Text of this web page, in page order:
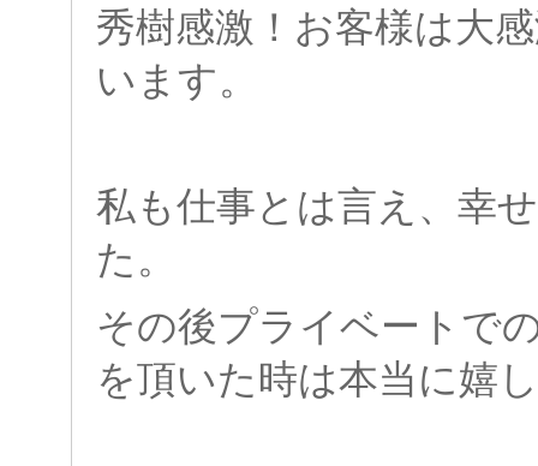
秀樹感激！お客様は大
います。
私も仕事とは言え、幸
た。
その後プライベートで
を頂いた時は本当に嬉